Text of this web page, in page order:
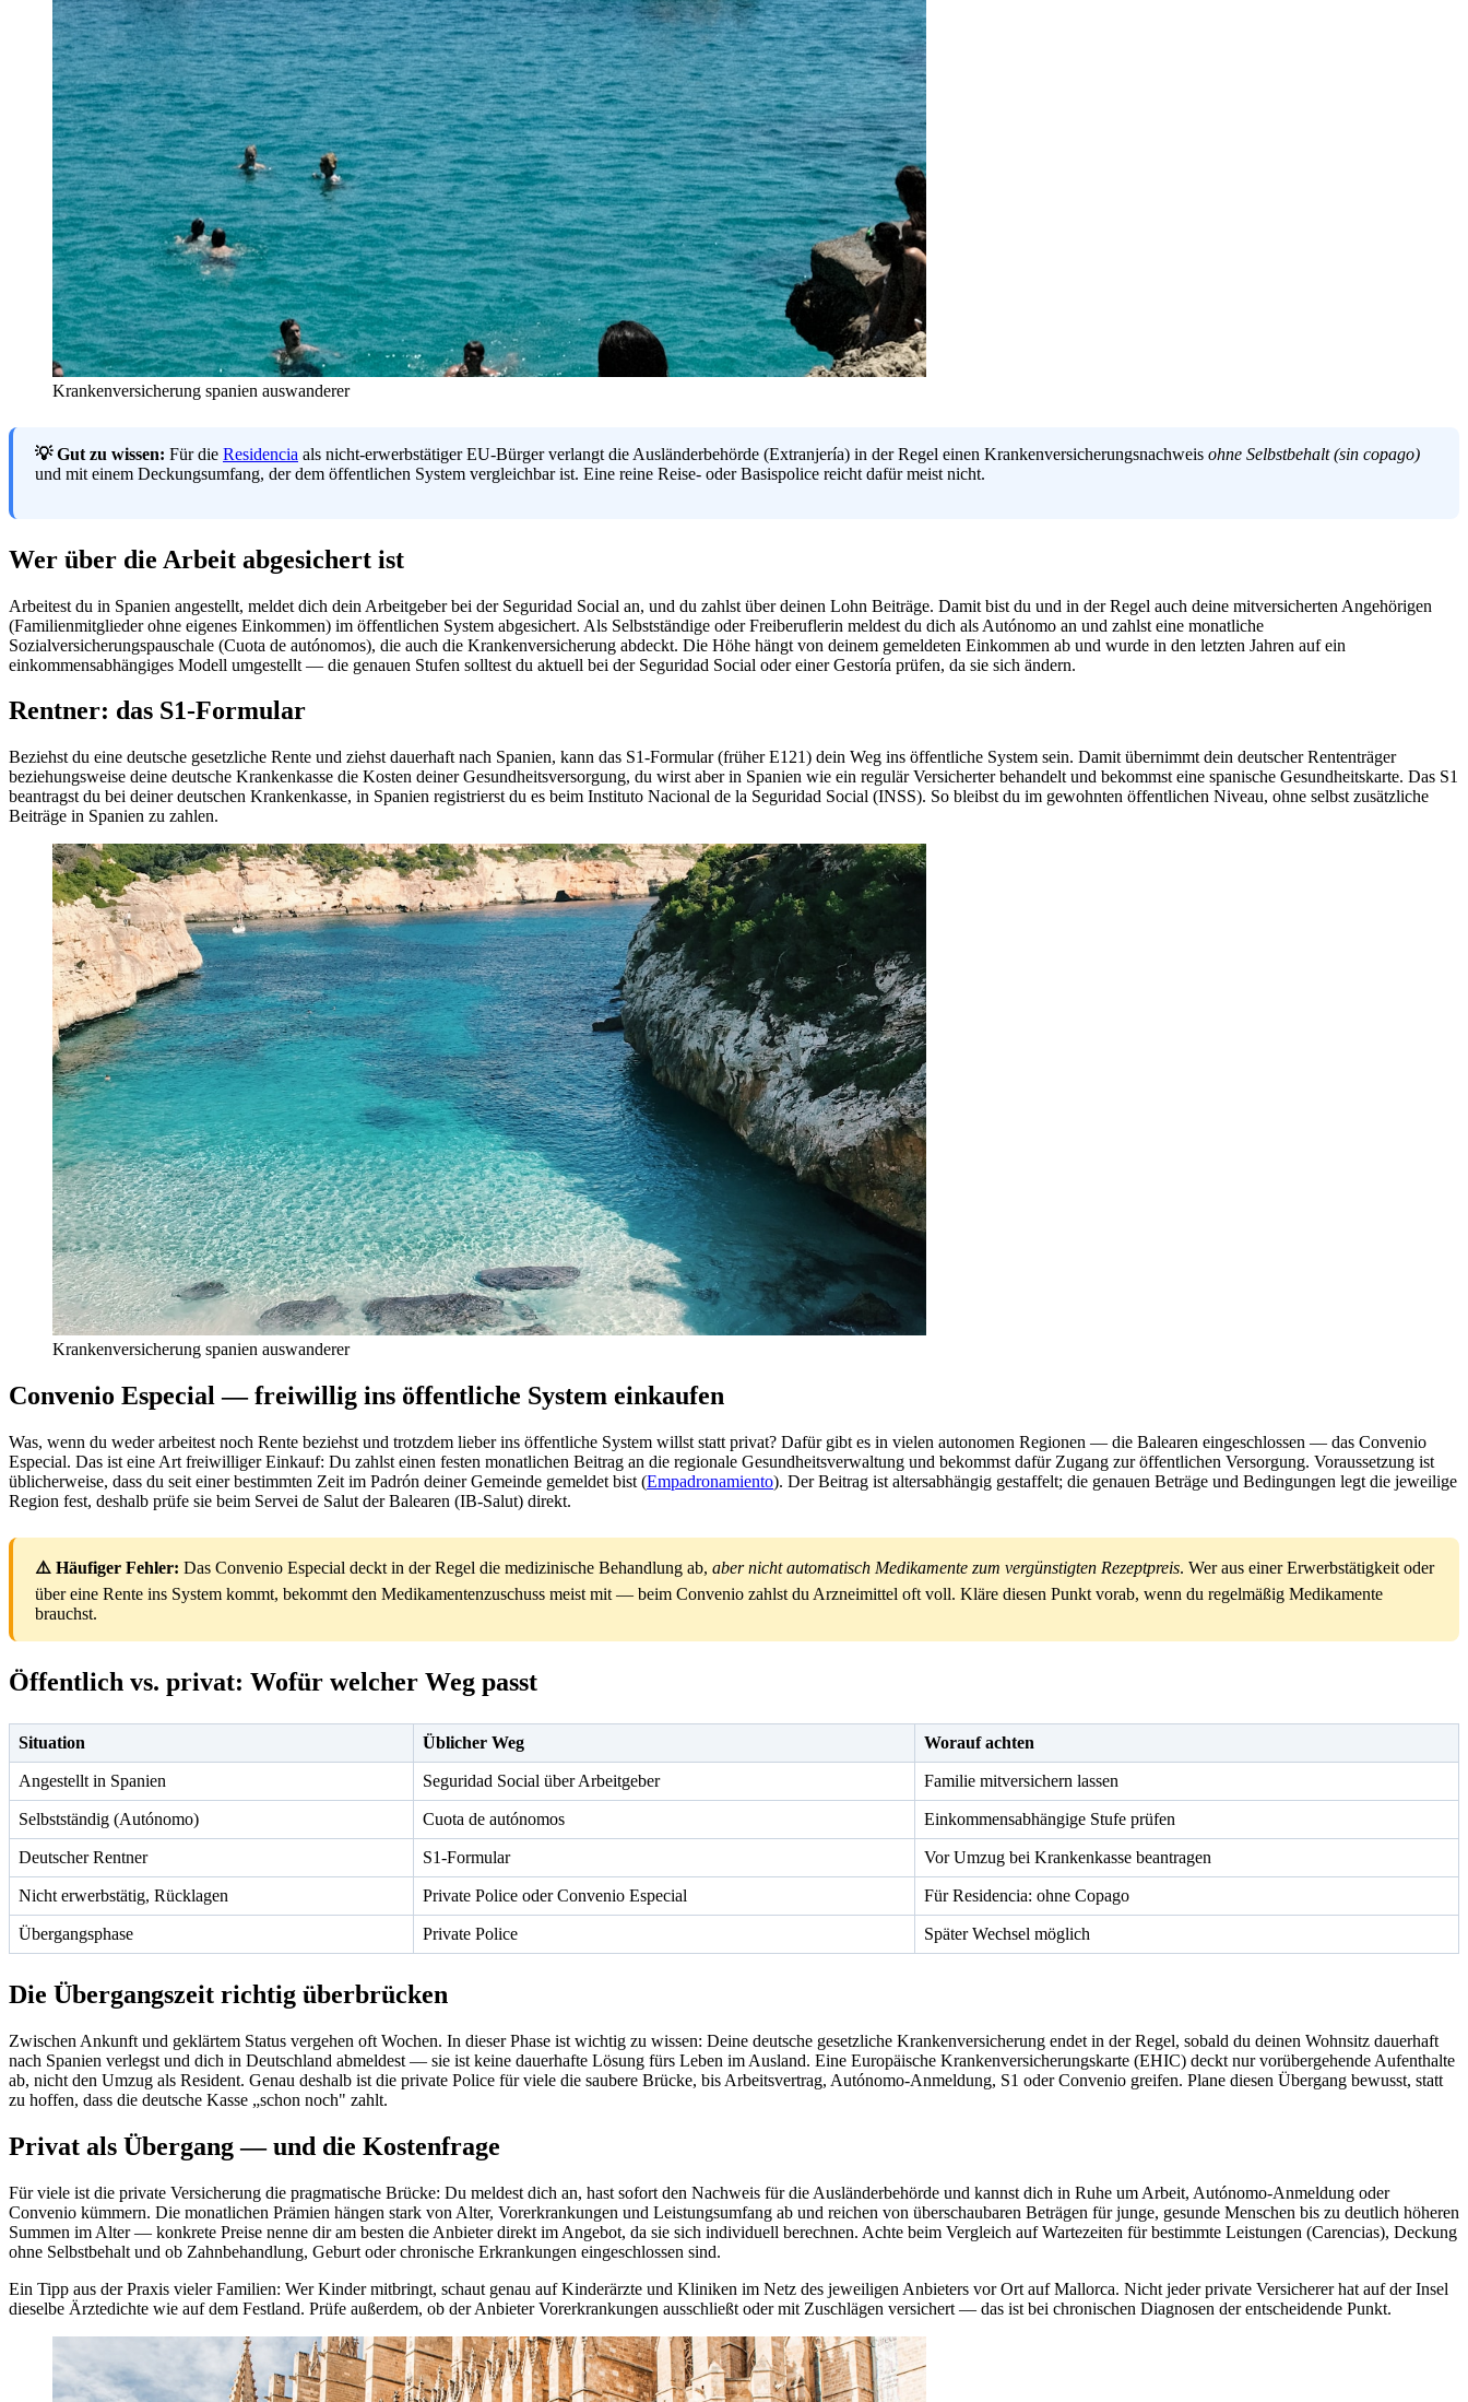
Krankenversicherung spanien auswanderer
💡 Gut zu wissen: Für die Residencia als nicht-erwerbstätiger EU-Bürger verlangt die Ausländerbehörde (Extranjería) in der Regel einen Krankenversicherungsnachweis ohne Selbstbehalt (sin copago)
und mit einem Deckungsumfang, der dem öffentlichen System vergleichbar ist. Eine reine Reise- oder Basispolice reicht dafür meist nicht.
Wer über die Arbeit abgesichert ist
Arbeitest du in Spanien angestellt, meldet dich dein Arbeitgeber bei der Seguridad Social an, und du zahlst über deinen Lohn Beiträge. Damit bist du und in der Regel auch deine mitversicherten Angehörigen
(Familienmitglieder ohne eigenes Einkommen) im öffentlichen System abgesichert. Als Selbstständige oder Freiberuflerin meldest du dich als Autónomo an und zahlst eine monatliche
Sozialversicherungspauschale (Cuota de autónomos), die auch die Krankenversicherung abdeckt. Die Höhe hängt von deinem gemeldeten Einkommen ab und wurde in den letzten Jahren auf ein
einkommensabhängiges Modell umgestellt — die genauen Stufen solltest du aktuell bei der Seguridad Social oder einer Gestoría prüfen, da sie sich ändern.
Rentner: das S1-Formular
Beziehst du eine deutsche gesetzliche Rente und ziehst dauerhaft nach Spanien, kann das S1-Formular (früher E121) dein Weg ins öffentliche System sein. Damit übernimmt dein deutscher Rententräger
beziehungsweise deine deutsche Krankenkasse die Kosten deiner Gesundheitsversorgung, du wirst aber in Spanien wie ein regulär Versicherter behandelt und bekommst eine spanische Gesundheitskarte. Das S1
beantragst du bei deiner deutschen Krankenkasse, in Spanien registrierst du es beim Instituto Nacional de la Seguridad Social (INSS). So bleibst du im gewohnten öffentlichen Niveau, ohne selbst zusätzliche
Beiträge in Spanien zu zahlen.
Krankenversicherung spanien auswanderer
Convenio Especial — freiwillig ins öffentliche System einkaufen
Was, wenn du weder arbeitest noch Rente beziehst und trotzdem lieber ins öffentliche System willst statt privat? Dafür gibt es in vielen autonomen Regionen — die Balearen eingeschlossen — das Convenio
Especial. Das ist eine Art freiwilliger Einkauf: Du zahlst einen festen monatlichen Beitrag an die regionale Gesundheitsverwaltung und bekommst dafür Zugang zur öffentlichen Versorgung. Voraussetzung ist
üblicherweise, dass du seit einer bestimmten Zeit im Padrón deiner Gemeinde gemeldet bist (Empadronamiento). Der Beitrag ist altersabhängig gestaffelt; die genauen Beträge und Bedingungen legt die jeweilige
Region fest, deshalb prüfe sie beim Servei de Salut der Balearen (IB-Salut) direkt.
⚠️ Häufiger Fehler: Das Convenio Especial deckt in der Regel die medizinische Behandlung ab, aber nicht automatisch Medikamente zum vergünstigten Rezeptpreis. Wer aus einer Erwerbstätigkeit oder
über eine Rente ins System kommt, bekommt den Medikamentenzuschuss meist mit — beim Convenio zahlst du Arzneimittel oft voll. Kläre diesen Punkt vorab, wenn du regelmäßig Medikamente
brauchst.
Öffentlich vs. privat: Wofür welcher Weg passt
Situation Üblicher Weg Worauf achten
Angestellt in Spanien Seguridad Social über Arbeitgeber Familie mitversichern lassen
Selbstständig (Autónomo) Cuota de autónomos Einkommensabhängige Stufe prüfen
Deutscher Rentner S1-Formular Vor Umzug bei Krankenkasse beantragen
Nicht erwerbstätig, Rücklagen Private Police oder Convenio Especial Für Residencia: ohne Copago
Übergangsphase Private Police Später Wechsel möglich
Die Übergangszeit richtig überbrücken
Zwischen Ankunft und geklärtem Status vergehen oft Wochen. In dieser Phase ist wichtig zu wissen: Deine deutsche gesetzliche Krankenversicherung endet in der Regel, sobald du deinen Wohnsitz dauerhaft
nach Spanien verlegst und dich in Deutschland abmeldest — sie ist keine dauerhafte Lösung fürs Leben im Ausland. Eine Europäische Krankenversicherungskarte (EHIC) deckt nur vorübergehende Aufenthalte
ab, nicht den Umzug als Resident. Genau deshalb ist die private Police für viele die saubere Brücke, bis Arbeitsvertrag, Autónomo-Anmeldung, S1 oder Convenio greifen. Plane diesen Übergang bewusst, statt
zu hoffen, dass die deutsche Kasse „schon noch" zahlt.
Privat als Übergang — und die Kostenfrage
Für viele ist die private Versicherung die pragmatische Brücke: Du meldest dich an, hast sofort den Nachweis für die Ausländerbehörde und kannst dich in Ruhe um Arbeit, Autónomo-Anmeldung oder
Convenio kümmern. Die monatlichen Prämien hängen stark von Alter, Vorerkrankungen und Leistungsumfang ab und reichen von überschaubaren Beträgen für junge, gesunde Menschen bis zu deutlich höheren
Summen im Alter — konkrete Preise nenne dir am besten die Anbieter direkt im Angebot, da sie sich individuell berechnen. Achte beim Vergleich auf Wartezeiten für bestimmte Leistungen (Carencias), Deckung
ohne Selbstbehalt und ob Zahnbehandlung, Geburt oder chronische Erkrankungen eingeschlossen sind.
Ein Tipp aus der Praxis vieler Familien: Wer Kinder mitbringt, schaut genau auf Kinderärzte und Kliniken im Netz des jeweiligen Anbieters vor Ort auf Mallorca. Nicht jeder private Versicherer hat auf der Insel
dieselbe Ärztedichte wie auf dem Festland. Prüfe außerdem, ob der Anbieter Vorerkrankungen ausschließt oder mit Zuschlägen versichert — das ist bei chronischen Diagnosen der entscheidende Punkt.